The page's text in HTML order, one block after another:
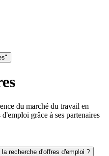
du marché du travail en
grâce à ses partenaires
recherche d'offres d'emploi ?